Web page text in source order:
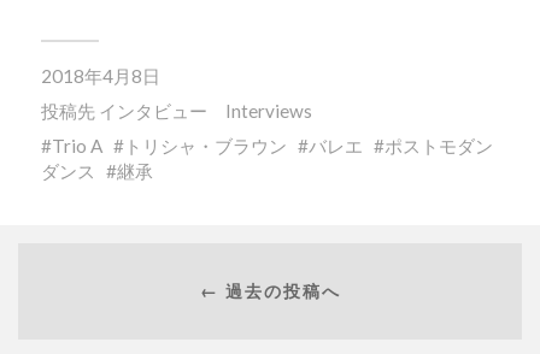
2018年4月8日
投稿先 インタビュー Interviews
Trio A
トリシャ・ブラウン バレエ
ポストモダン
ダンス
継承
← 過去の投稿へ